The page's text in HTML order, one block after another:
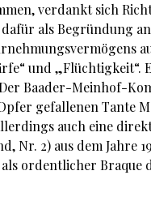
verdankt sich
als Begründung
und „Flüchtigkeit“.
Baader-Meinhof-
gefallenen Tante
auch eine
Nr. 2) aus dem Jahre
auch als